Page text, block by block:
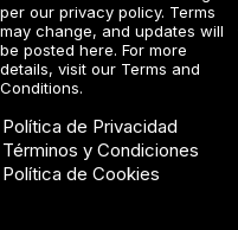
per our privacy policy. Terms
may change, and updates will
be posted here. For more
details, visit our Terms and
Conditions.
Política de Privacidad
Términos y Condiciones
Política de Cookies